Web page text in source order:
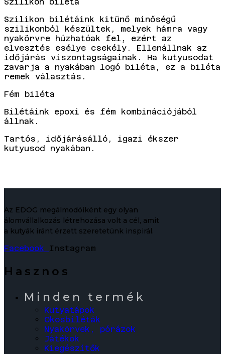
Szilikon bilétáink kitünő minőségű
szilikonból készültek, melyek hámra vagy
nyakörvre húzhatóak fel, ezért az
elvesztés esélye csekély. Ellenállnak az
időjárás viszontagságainak. Ha kutyusodat
zavarja a nyakában logó biléta, ez a biléta
remek választás.
Fém biléta
Bilétáink epoxi és fém kombinációjából
állnak.
Tartós, időjárásálló, igazi ékszer
kutyusod nyakában.
Az EDOG megálmodóiként egy olyan
álomvállalkozás létrehozása volt a cél, amit
a kutyák iránt érzett szeretetünk inspirál.
Facebook Instagram
Hasznos
Minden termék
Kutyatápok
Okosbiléták
Nyakörvek, pórázok
Játékok
Kiegészítők